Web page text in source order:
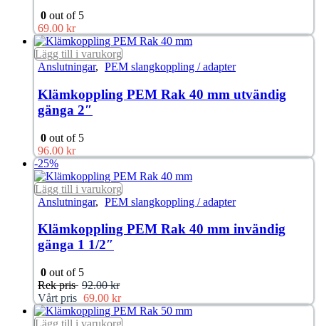
0 out of 5
69.00 kr
Lägg till i varukorg
Anslutningar, PEM slangkoppling / adapter
Klämkoppling PEM Rak 40 mm utvändig
gänga 2″
0 out of 5
96.00 kr
-25%
Lägg till i varukorg
Anslutningar, PEM slangkoppling / adapter
Klämkoppling PEM Rak 40 mm invändig
gänga 1 1/2″
0 out of 5
Rek pris 92.00kr
Vårt pris 69.00 kr
Lägg till i varukorg